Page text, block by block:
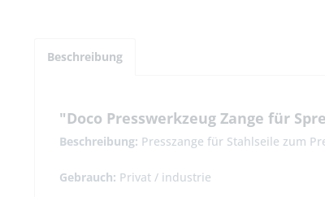
Beschreibung
"Doco Presswerkzeug Zange für
Beschreibung: Presszange für Stahlseile zum
Gebrauch: Privat / industrie